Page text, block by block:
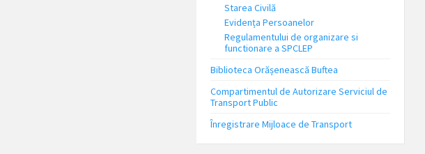
Starea Civilă
Evidența Persoanelor
Regulamentului de organizare si
functionare a SPCLEP
Biblioteca Orășenească Buftea
Compartimentul de Autorizare Serviciul de
Transport Public
Înregistrare Mijloace de Transport